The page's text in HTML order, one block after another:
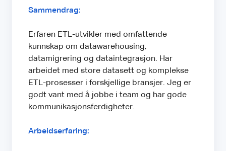
Sammendrag:
Erfaren ETL-utvikler med omfattende
kunnskap om datawarehousing,
datamigrering og dataintegrasjon. Har
arbeidet med store datasett og komplekse
ETL-prosesser i forskjellige bransjer. Jeg er
godt vant med å jobbe i team og har gode
kommunikasjonsferdigheter.
Arbeidserfaring: